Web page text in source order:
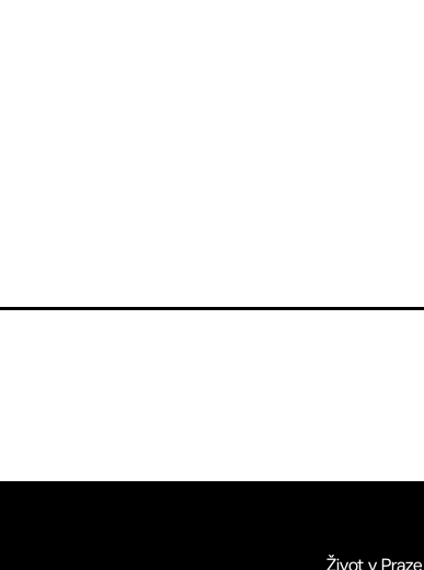
Život v